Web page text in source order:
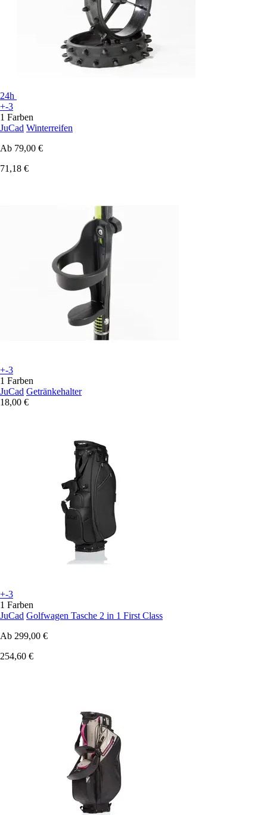
24h
+-3
1 Farben
JuCad Winterreifen
Ab 79,00 €
71,18 €
+-3
1 Farben
JuCad Getränkehalter
18,00 €
+-3
1 Farben
JuCad Golfwagen Tasche 2 in 1 First Class
Ab 299,00 €
254,60 €